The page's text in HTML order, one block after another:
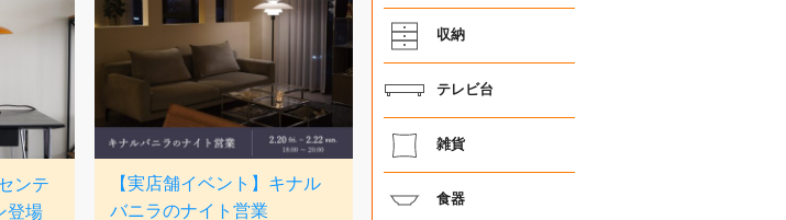
収納
テレビ台
雑貨
食器